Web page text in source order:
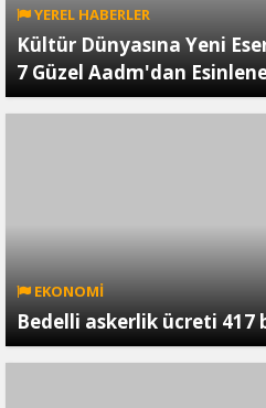
YEREL HABERLER
Kültür Dünyasına Yeni
7 Güzel Aadm'dan
EKONOMİ
Bedelli askerlik ücreti